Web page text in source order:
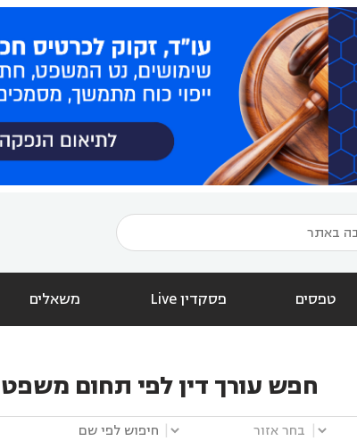
טפסים פסקדין Live משאלים
חפש עורך דין לפי תחום